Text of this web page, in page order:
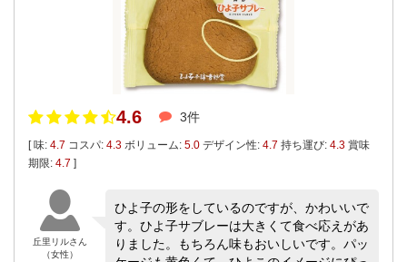
4.6 3件
[ 味: 4.7 コスパ: 4.3 ボリューム: 5.0 デザイン性: 4.7 持ち運び: 4.3 賞味
期限: 4.7 ]
丘里リルさん
（女性）
ひよ子の形をしているのですが、かわいいで
す。ひよ子サブレーは大きくて食べ応えがあ
りました。もちろん味もおいしいです。パッ